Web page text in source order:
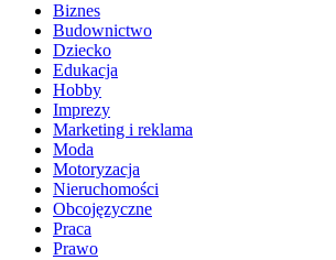
Biznes
Budownictwo
Dziecko
Edukacja
Hobby
Imprezy
Marketing i reklama
Moda
Motoryzacja
Nieruchomości
Obcojęzyczne
Praca
Prawo